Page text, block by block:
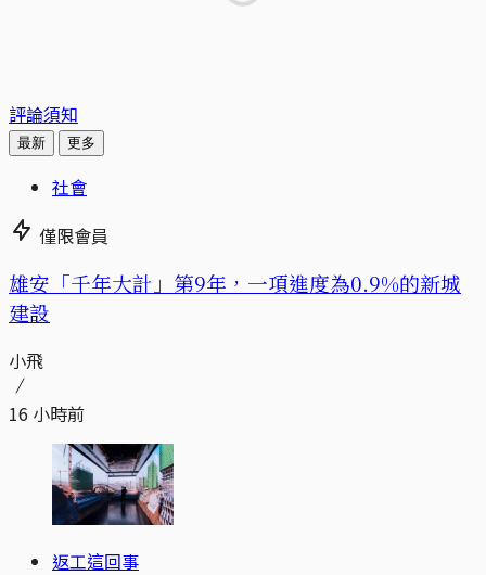
評論須知
最新 更多
社會
僅限會員
​​雄安「千年大計」第9年，一項進度為0.9%的新城
建設
小飛
16 小時前
返工這回事